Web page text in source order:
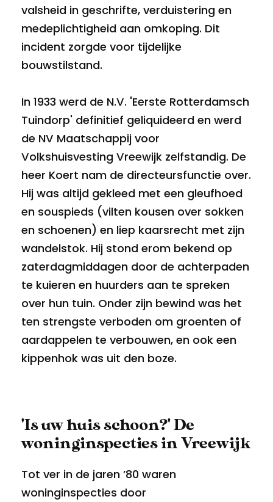
valsheid in geschrifte, verduistering en
medeplichtigheid aan omkoping. Dit
incident zorgde voor tijdelijke
bouwstilstand.
In 1933 werd de N.V. 'Eerste Rotterdamsch
Tuindorp' definitief geliquideerd en werd
de NV Maatschappij voor
Volkshuisvesting Vreewijk zelfstandig. De
heer Koert nam de directeursfunctie over.
Hij was altijd gekleed met een gleufhoed
en souspieds (vilten kousen over sokken
en schoenen) en liep kaarsrecht met zijn
wandelstok. Hij stond erom bekend op
zaterdagmiddagen door de achterpaden
te kuieren en huurders aan te spreken
over hun tuin. Onder zijn bewind was het
ten strengste verboden om groenten of
aardappelen te verbouwen, en ook een
kippenhok was uit den boze.
'Is uw huis schoon?' De
woninginspecties in Vreewijk
Tot ver in de jaren ’80 waren
woninginspecties door